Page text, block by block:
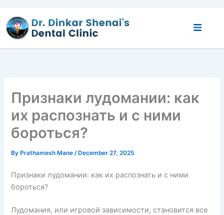
content
Признаки лудомании: как
их распознать и с ними
бороться?
ByPrathamesh Mane/December 27, 2025
Признаки лудомании: как их распознать и с ними
бороться?
Лудомания, или игровой зависимости, становится все